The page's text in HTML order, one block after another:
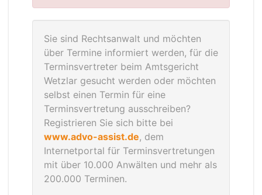
Sie sind Rechtsanwalt und möchten
über Termine informiert werden, für die
Terminsvertreter beim Amtsgericht
Wetzlar gesucht werden oder möchten
selbst einen Termin für eine
Terminsvertretung ausschreiben?
Registrieren Sie sich bitte bei
www.advo-assist.de, dem
Internetportal für Terminsvertretungen
mit über 10.000 Anwälten und mehr als
200.000 Terminen.